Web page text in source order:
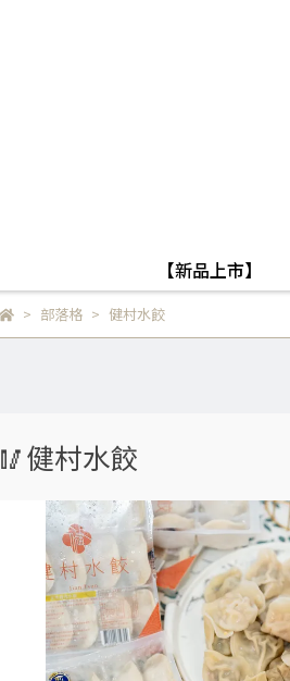
【新品上市】
部落格 健村水餃
🥢健村水餃